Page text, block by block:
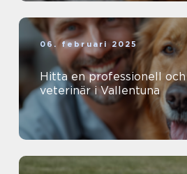
06. februari 2025
Hitta en professionell
veterinär i Vallentuna